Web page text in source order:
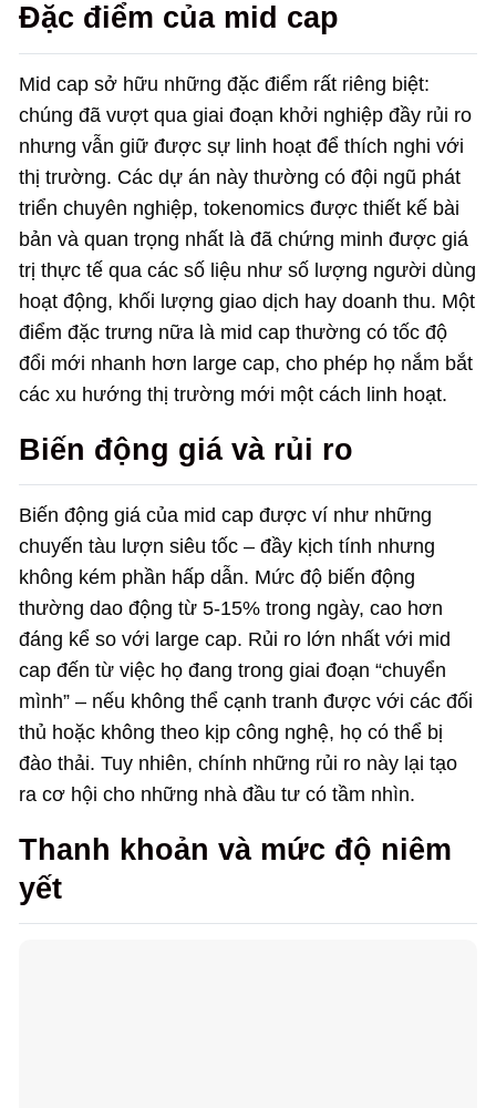
Đặc điểm của mid cap
Mid cap sở hữu những đặc điểm rất riêng biệt:
chúng đã vượt qua giai đoạn khởi nghiệp đầy rủi ro
nhưng vẫn giữ được sự linh hoạt để thích nghi với
thị trường. Các dự án này thường có đội ngũ phát
triển chuyên nghiệp, tokenomics được thiết kế bài
bản và quan trọng nhất là đã chứng minh được giá
trị thực tế qua các số liệu như số lượng người dùng
hoạt động, khối lượng giao dịch hay doanh thu. Một
điểm đặc trưng nữa là mid cap thường có tốc độ
đổi mới nhanh hơn large cap, cho phép họ nắm bắt
các xu hướng thị trường mới một cách linh hoạt.
Biến động giá và rủi ro
Biến động giá của mid cap được ví như những
chuyến tàu lượn siêu tốc – đầy kịch tính nhưng
không kém phần hấp dẫn. Mức độ biến động
thường dao động từ 5-15% trong ngày, cao hơn
đáng kể so với large cap. Rủi ro lớn nhất với mid
cap đến từ việc họ đang trong giai đoạn “chuyển
mình” – nếu không thể cạnh tranh được với các đối
thủ hoặc không theo kịp công nghệ, họ có thể bị
đào thải. Tuy nhiên, chính những rủi ro này lại tạo
ra cơ hội cho những nhà đầu tư có tầm nhìn.
Thanh khoản và mức độ niêm
yết